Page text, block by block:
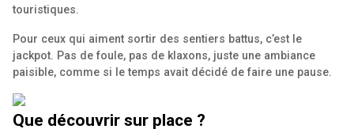
touristiques.
Pour ceux qui aiment sortir des sentiers battus, c’est le
jackpot. Pas de foule, pas de klaxons, juste une ambiance
paisible, comme si le temps avait décidé de faire une pause.
Que découvrir sur place ?